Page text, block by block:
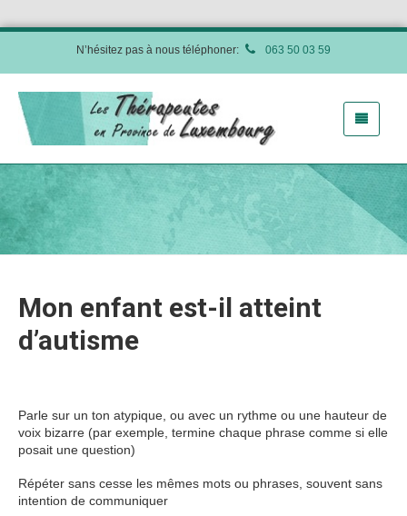
N’hésitez pas à nous téléphoner: 063 50 03 59
Mon enfant est-il atteint
d’autisme
Parle sur un ton atypique, ou avec un rythme ou une hauteur de
voix bizarre (par exemple, termine chaque phrase comme si elle
posait une question)
Répéter sans cesse les mêmes mots ou phrases, souvent sans
intention de communiquer